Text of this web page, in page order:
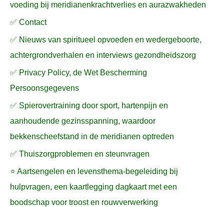
voeding bij meridianenkrachtverlies en aurazwakheden
✅ Contact
✅ Nieuws van spiritueel opvoeden en wedergeboorte,
achtergrondverhalen en interviews gezondheidszorg
✅ Privacy Policy, de Wet Bescherming
Persoonsgegevens
✅ Spierovertraining door sport, hartenpijn en
aanhoudende gezinsspanning, waardoor
bekkenscheefstand in de meridianen optreden
✅ Thuiszorgproblemen en steunvragen
⭐ Aartsengelen en levensthema-begeleiding bij
hulpvragen, een kaartlegging dagkaart met een
boodschap voor troost en rouwverwerking